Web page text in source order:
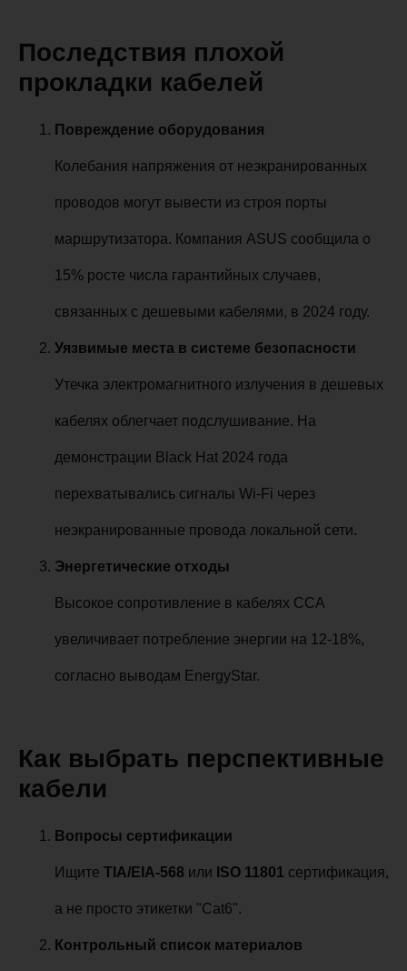
Последствия плохой
прокладки кабелей
Повреждение оборудования
Колебания напряжения от неэкранированных
проводов могут вывести из строя порты
маршрутизатора. Компания ASUS сообщила о
15% росте числа гарантийных случаев,
связанных с дешевыми кабелями, в 2024 году.
Уязвимые места в системе безопасности
Утечка электромагнитного излучения в дешевых
кабелях облегчает подслушивание. На
демонстрации Black Hat 2024 года
перехватывались сигналы Wi-Fi через
неэкранированные провода локальной сети.
Энергетические отходы
Высокое сопротивление в кабелях CCA
увеличивает потребление энергии на 12-18%,
согласно выводам EnergyStar.
Как выбрать перспективные
кабели
Вопросы сертификации
Ищите TIA/EIA-568 или ISO 11801 сертификация,
а не просто этикетки "Cat6".
Контрольный список материалов